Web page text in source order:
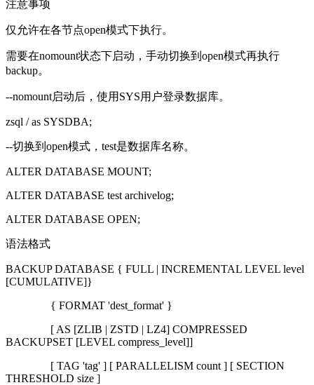
注意事项
仅允许在各节点open模式下执行。
需要在nomount状态下启动，手动切换到open模式再执行
backup。
--nomount启动后，使用SYS用户登录数据库。
zsql / as SYSDBA;
--切换到open模式，test是数据库名称。
ALTER DATABASE MOUNT;
ALTER DATABASE test archivelog;
ALTER DATABASE OPEN;
语法格式
BACKUP DATABASE { FULL | INCREMENTAL LEVEL level
[CUMULATIVE]}
{ FORMAT 'dest_format' }
[ AS [ZLIB | ZSTD | LZ4] COMPRESSED
BACKUPSET [LEVEL compress_level]]
[ TAG 'tag' ] [ PARALLELISM count ] [ SECTION
THRESHOLD size ]